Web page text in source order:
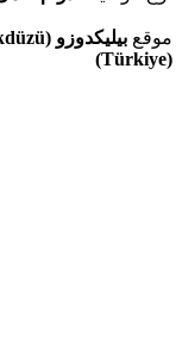
موقع
(Türkiye)